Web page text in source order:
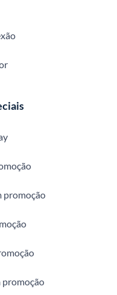
promoção
promoção